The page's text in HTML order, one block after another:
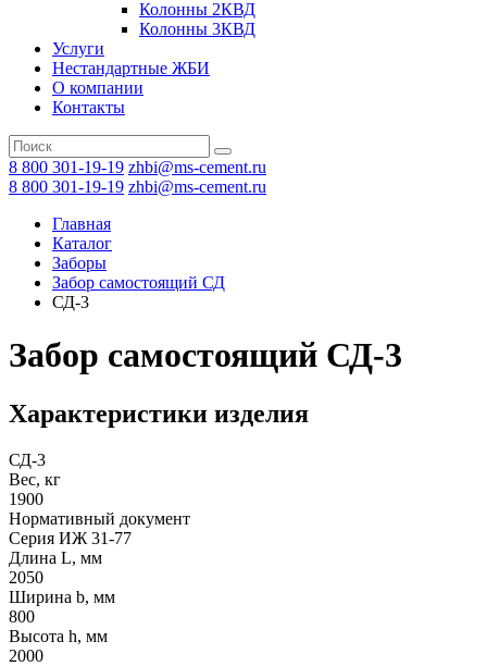
Колонны 2КВД
Колонны 3КВД
Услуги
Нестандартные ЖБИ
О компании
Контакты
8 800 301-19-19 zhbi@ms-cement.ru
8 800 301-19-19 zhbi@ms-cement.ru
Главная
Каталог
Заборы
Забор самостоящий СД
СД-3
Забор самостоящий СД-3
Характеристики изделия
СД-3
Вес, кг
1900
Нормативный документ
Серия ИЖ 31-77
Длина L, мм
2050
Ширина b, мм
800
Высота h, мм
2000